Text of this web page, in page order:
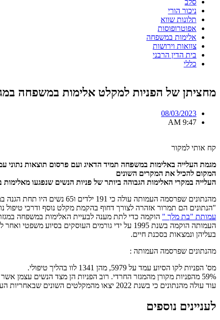
סלב
ניכור הורי
תלונות שווא
אפוטרופוסות
אלימות במשפחה
צוואות וירושות
בית הדין הרבני
כללי
מחציתן של הפניות למקלט אלימות במשפחה
08/03/2023
9:47 AM
קח אותי למקור
מגמת העלייה באלימות במשפחה תמיד הדאיג ועם פרסום תוצאות
המקום להכיל את המקרים השונים
העלייה במקרי האלימות הגבוהה ביותר של פניות הנשים שנפגעו מאלימות במשפחה במגזר החרדי נעה על ציר הזמן של 2022
מהנתונים שפרסמה העמותה עולה כי 191 ילדים ו65 נשים היו תחת הגנה במקלטים השונים של העמותה בשנת 2022 לדברי יו"ר העמותה צילית יעקובסון
"הנתונים הם תמרור אזהרה לצורך דחוף בהקמת מקלט נוסף ודרכי טיפול
עמותת "בת מלך " הוקמה כדי לתת מענה לבעיית האלימות במשפחה
העמותה הוקמה בשנת 1995 על ידי גורמים
בעליהן ונמצאות בסכנת חיים.
מהנתונים שפרסמה העמותה :
מס' הפניות לקו הסיוע עמד על 5979, מהן 1341 לוו בהליך טיפולי.
59% מהפניות מקורן מהמגזר החרדי. רוב הפניות הן מצד הנשים עצמן אשר חוו אלימות מצד בני זוגן, אך בין הפונים גם בני משפחה , מטפלים וחברות,
עוד עולה מהנתונים כי בשנת 2022 יצאו מהמקלטים השונים שבאחריות העמותה 43 נשים, מהן 77% החלו דף חדש שבמצבו קיים נתק מוחלט מהגורם המסכן.
לעניינים נוספים